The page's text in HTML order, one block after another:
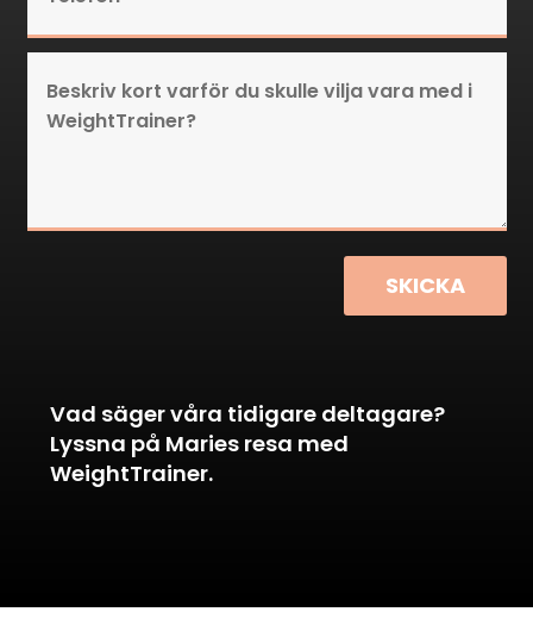
SKICKA
Vad säger våra tidigare deltagare?
Lyssna på Maries resa med
WeightTrainer.